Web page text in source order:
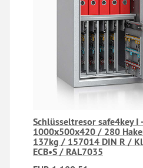
Schlüsseltresor safe4key I
1000x500x420 / 280
137kg / 157014 DIN R /
ECB•S / RAL7035